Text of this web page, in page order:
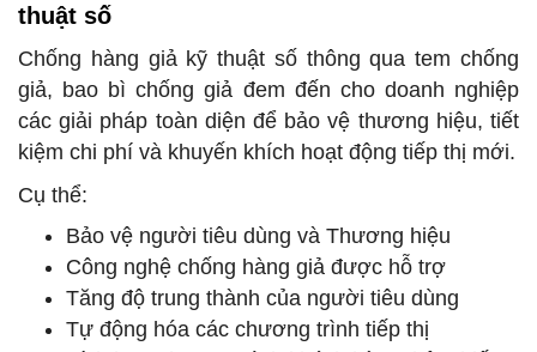
thuật số
Chống hàng giả kỹ thuật số thông qua tem chống
giả, bao bì chống giả đem đến cho doanh nghiệp
các giải pháp toàn diện để bảo vệ thương hiệu, tiết
kiệm chi phí và khuyến khích hoạt động tiếp thị mới.
Cụ thể:
Bảo vệ người tiêu dùng và Thương hiệu
Công nghệ chống hàng giả được hỗ trợ
Tăng độ trung thành của người tiêu dùng
Tự động hóa các chương trình tiếp thị